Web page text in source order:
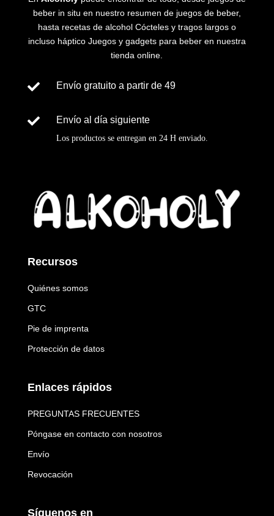
beber in situ en nuestro resumen de juegos de beber,
hasta recetas de alcoholCócteles y tragos largos o
incluso hápticoJuegos y gadgets para beber en nuestra
tienda online.
 Envío gratuito a partir de 49
 Envío al día siguiente
Los productos se entregan en 24 H enviado.
Recursos
Quiénes somos
GTC
Pie de imprenta
Protección de datos
Enlaces rápidos
PREGUNTAS FRECUENTES
Póngase en contacto con nosotros
Envío
Revocación
Síguenos en